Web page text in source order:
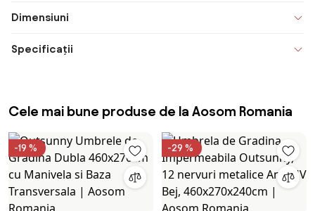
Dimensiuni
Specificații
Cele mai bune produse de la Aosom Romania
-19 % -29 %